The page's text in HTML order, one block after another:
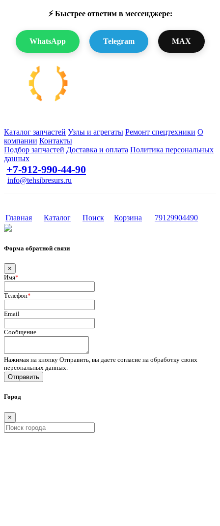
⚡ Быстрее ответим в мессенджере:
WhatsApp Telegram MAX
Каталог запчастей Узлы и агрегаты Ремонт спецтехники О
компании Контакты
Подбор запчастей Доставка и оплата Политика персональных
данных
+7-912-990-44-90
info@tehsibresurs.ru
Главная Каталог Поиск Корзина 79129904490
Форма обратной связи
×
Имя*
Телефон*
Email
Сообщение
Нажимая на кнопку Отправить, вы даете согласие на обработку своих
персональных данных.
Отправить
Город
×